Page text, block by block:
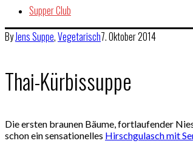
Supper Club
ByJensSuppe,Vegetarisch7. Oktober 2014
Thai-Kürbissuppe
Die ersten braunen Bäume, fortlaufender
schon ein sensationelles Hirschgulasch mit